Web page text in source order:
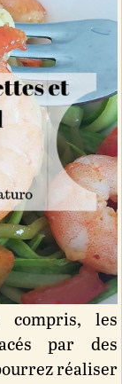
compris, les
par des
réaliser